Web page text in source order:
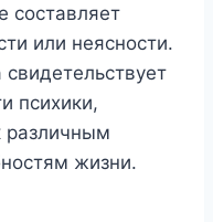
составляет
или неясности.
психики,
различным
жизни.